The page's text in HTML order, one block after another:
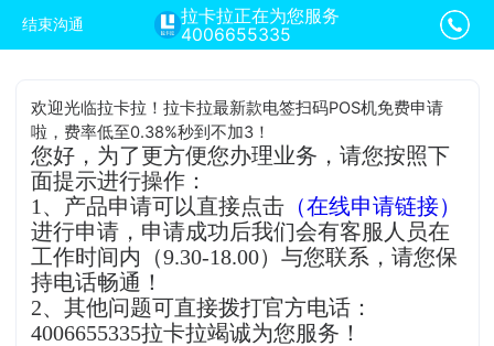
结束沟通
拉卡拉正在为您服务
4006655335
欢迎光临拉卡拉！拉卡拉最新款电签扫码POS机免费申请
啦，费率低至0.38%秒到不加3！
您好，为了更方便您办理业务，请您按照下
面提示进行操作：
1、产品申请可以直接点击 （在线申请链接）
进行申请，申请成功后我们会有客服人员在
工作时间内（9.30-18.00）与您联系，请您保
持电话畅通！
2、其他问题可直接拨打官方电话：
4006655335拉卡拉竭诚为您服务！